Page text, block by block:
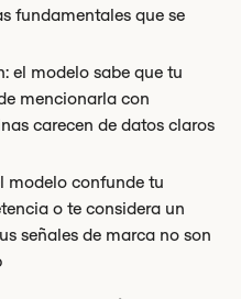
fundamentales que se
el modelo sabe que tu
mencionarla con
carecen de datos claros
modelo confunde tu
o te considera un
señales de marca no son